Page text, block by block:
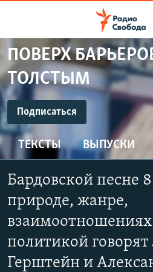
упрощенного
доступа
Вернуться
к
основному
содержанию
Вернутся
главной
навигации
Вернутся
поиску
ПРОГРАММЫ
ПОДКАСТЫ
АВТОРСКИЕ ПРОЕКТЫ
ЦИТАТЫ СВОБОДЫ
МНЕНИЯ
КУЛЬТУРА
IDEL.РЕАЛИИ
КАВКАЗ.РЕАЛИИ
СЕВЕР.РЕАЛИИ
СИБИРЬ.РЕАЛИИ
ПОВЕРХ
ТОЛСТЫМ
Подписаться
YouTube
ТЕКСТЫ ВЫПУСКИ
Бардовской песне
природе, жанре,
политикой говорят
Герштейн и